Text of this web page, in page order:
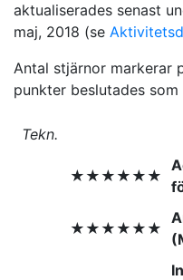
aktualiserades senast
maj, 2018 (se
Antal stjärnor markerar
punkter beslutades
Tekn.
★★★★★★
★★★★★★